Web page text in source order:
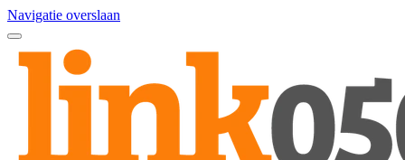
Navigatie overslaan